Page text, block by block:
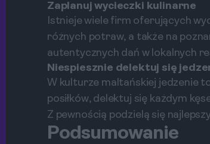
Zaplanuj wycieczki kulinarne
Istnieje wiele firm oferujących
różnych potraw, a także na
autentycznych dań w lokalnych
Niespiesznie delektuj się
W kulturze maltańskiej jedzenie
posiłków, delektuj się każdym
Z pewnością podzielą się
Podsumowanie